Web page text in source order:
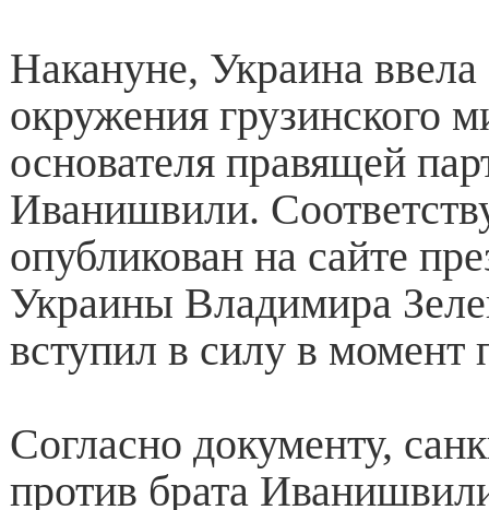
Накануне, Украина
окружения грузинского
основателя правящей
Иванишвили.
опубликован на сайте
Украины Владимира
вступил в силу в момент
Согласно документу,
против брата